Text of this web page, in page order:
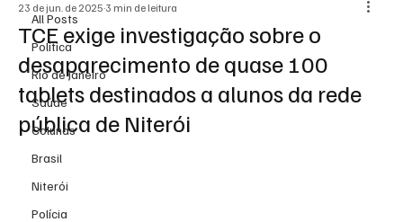
All Posts
Política
Rio de Janeiro
Saúde
Colunas
Brasil
Niterói
Polícia
TCE exige investigação sobre o
desaparecimento de quase 100
tablets destinados a alunos da rede
pública de Niterói
23 de jun. de 2025 3 min de leitura